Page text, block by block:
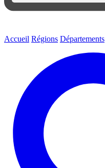
Accueil Régions Départements